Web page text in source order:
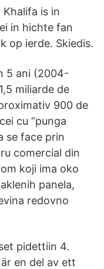
is in
in hichte fan
op ierde. Skiedis.
5 ani (2004-
miliarde de
900 de
cu “punga
se face prin
comercial din
koji ima oko
panela,
redovno
pidettiin 4.
en del av ett